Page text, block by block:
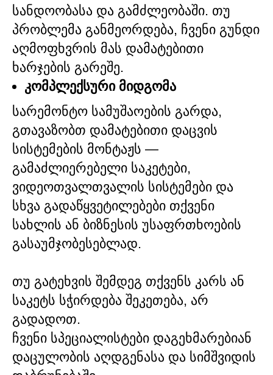
სანდოობასა და გამძლეობაში. თუ
პრობლემა განმეორდება, ჩვენი გუნდი
აღმოფხვრის მას დამატებითი
ხარჯების გარეშე.
კომპლექსური მიდგომა
სარემონტო სამუშაოების გარდა,
გთავაზობთ დამატებითი დაცვის
სისტემების მონტაჟს —
გამაძლიერებელი საკეტები,
ვიდეოთვალთვალის სისტემები და
სხვა გადაწყვეტილებები თქვენი
სახლის ან ბიზნესის უსაფრთხოების
გასაუმჯობესებლად.
თუ გატეხვის შემდეგ თქვენს კარს ან
საკეტს სჭირდება შეკეთება, არ
გადადოთ.
ჩვენი სპეციალისტები დაგეხმარებიან
დაცულობის აღდგენასა და სიმშვიდის